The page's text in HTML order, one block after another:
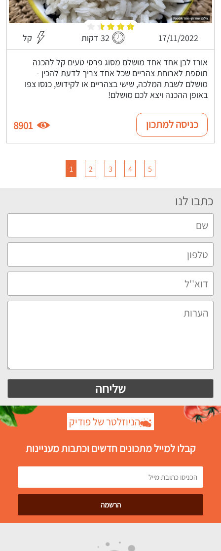
17/11/2022 32 דקות קל
אורז לבן אחד אחד מושלם מסוג פרסי טעים קל להכנה
תוספת לארוחת צהריים שכל אחד צריך לדעת להכין -
מושלם לשבת המלכה, שישי בצהריים או לקידוש, כנסו צפו
באופן ההכנה ויצא לכם מושלם!
כניסה למתכון 8901
1 2 3 4 5
כתבו לנו
הניוזלטר של פודיק
קבלו למייל מתכונים חדשים וכתבות מעניינות